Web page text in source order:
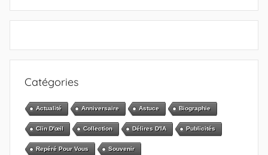
Catégories
Actualité Anniversaire Astuce Biographie
Clin D'œil Collection Délires D'IA Publicités
Repéré Pour Vous Souvenir